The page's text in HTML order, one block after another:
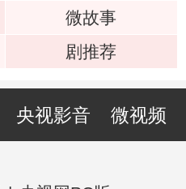
微故事
剧推荐
央视影音 微视频